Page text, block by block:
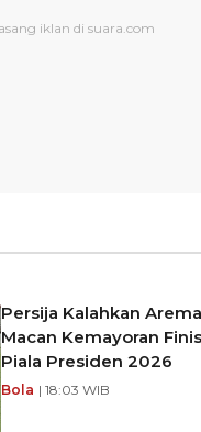
Persija Kalahkan Arema
Macan Kemayoran
Piala Presiden 2026
Bola | 18:03 WIB